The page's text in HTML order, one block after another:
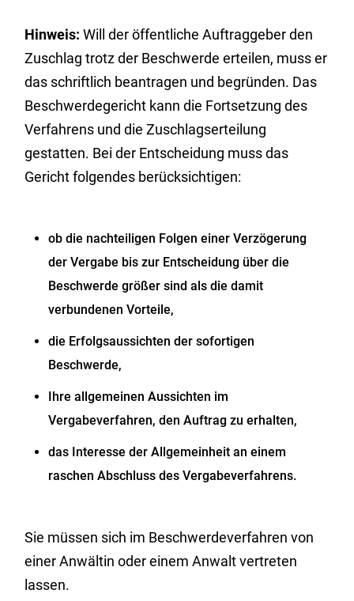
Hinweis: Will der öffentliche Auftraggeber den
Zuschlag trotz der Beschwerde erteilen, muss er
das schriftlich beantragen und begründen. Das
Beschwerdegericht kann die Fortsetzung des
Verfahrens und die Zuschlagserteilung
gestatten. Bei der Entscheidung muss das
Gericht folgendes berücksichtigen:
ob die nachteiligen Folgen einer Verzögerung
der Vergabe bis zur Entscheidung über die
Beschwerde größer sind als die damit
verbundenen Vorteile,
die Erfolgsaussichten der sofortigen
Beschwerde,
Ihre allgemeinen Aussichten im
Vergabeverfahren, den Auftrag zu erhalten,
das Interesse der Allgemeinheit an einem
raschen Abschluss des Vergabeverfahrens.
Sie müssen sich im Beschwerdeverfahren von
einer Anwältin oder einem Anwalt vertreten
lassen.